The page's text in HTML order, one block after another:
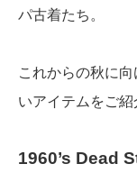
パ古着たち。
これからの秋に
いアイテムをご紹
1960’s Dead